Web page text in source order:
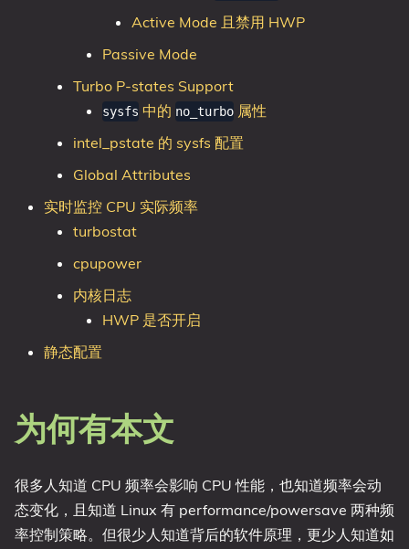
Active Mode 且禁用 HWP
Passive Mode
Turbo P-states Support
sysfs 中的 no_turbo 属性
intel_pstate 的 sysfs 配置
Global Attributes
实时监控 CPU 实际频率
turbostat
cpupower
内核日志
HWP 是否开启
静态配置
为何有本文
很多人知道 CPU 频率会影响 CPU 性能，也知道频率会动
态变化，且知道 Linux 有 performance/powersave 两种频
率控制策略。但很少人知道背后的软件原理，更少人知道如